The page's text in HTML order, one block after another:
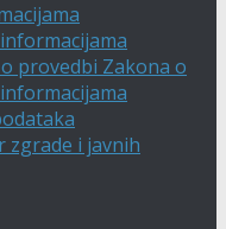
provedbi Zakona o
zgrade i javnih